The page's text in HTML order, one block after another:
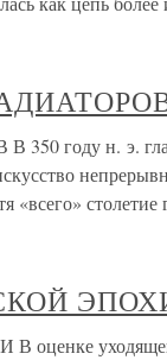
н. э.
«всего»
уходящего